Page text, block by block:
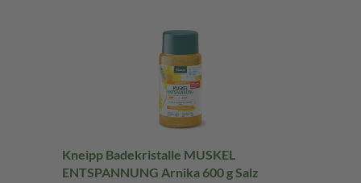
Kneipp Badekristalle MUSKEL
ENTSPANNUNG Arnika 600 g Salz